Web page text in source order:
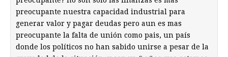
preocupante nuestra capacidad industrial para
generar valor y pagar deudas pero aun es mas
preocupante la falta de unión como pais, un país
donde los políticos no han sabido unirse a pesar de la